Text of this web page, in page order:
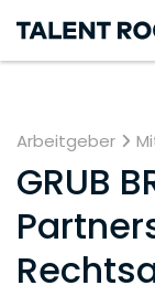
Arbeitgeber
GRUB